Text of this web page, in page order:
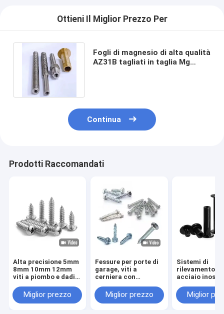
Ottieni Il Miglior Prezzo Per
Fogli di magnesio di alta qualità
AZ31B tagliati in taglia Mg
Continua
Prodotti Raccomandati
Alta precisione 5mm
8mm 10mm 12mm
viti a piombo e dadi
Acciaio inossidabile
viti trapezoidali viti
Miglior prezzo
Fessure per porte di
garage, viti a
cerniera con
gomma, bulloni per
binari
Miglior prezzo
Sistemi di
rilevamento di
acciaio
Miglior